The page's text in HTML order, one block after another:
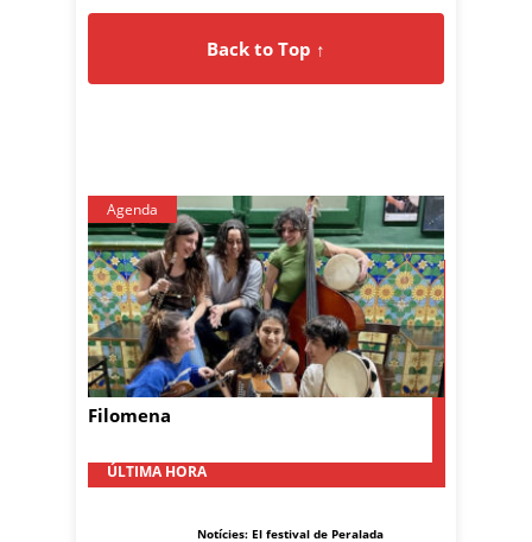
Back to Top ↑
Agenda
Filomena
ÚLTIMA HORA
Notícies: El festival de Peralada